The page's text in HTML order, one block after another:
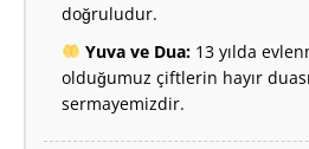
doğruludur.
Yuva ve Dua:13 yılda
olduğumuz çiftlerin hayır
sermayemizdir.